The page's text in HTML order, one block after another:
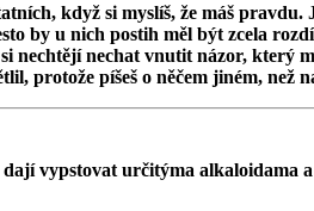
když si myslíš, že máš
by u nich postih měl být zcela
nechat vnutit názor, který
protože píšeš o něčem jiném, než
vypstovat určitýma